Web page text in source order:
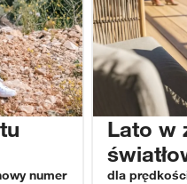
numer
Lato w
dla